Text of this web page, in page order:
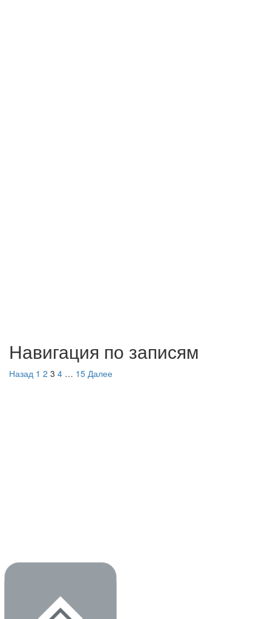
Навигация по записям
Назад 1 2 3 4 … 15 Далее